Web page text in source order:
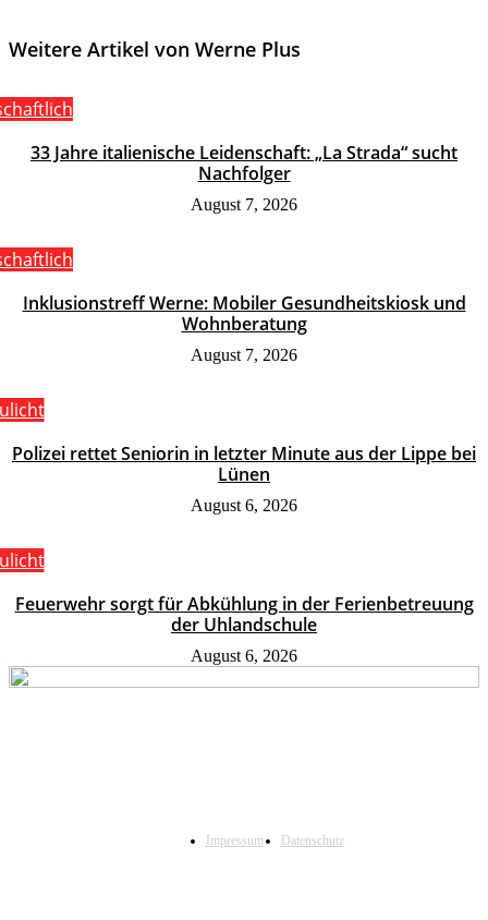
Weitere Artikel von Werne Plus
33 Jahre italienische Leidenschaft: „La Strada“ sucht
Nachfolger
August 7, 2026
Inklusionstreff Werne: Mobiler Gesundheitskiosk und
Wohnberatung
August 7, 2026
Polizei rettet Seniorin in letzter Minute aus der Lippe bei
Lünen
August 6, 2026
Feuerwehr sorgt für Abkühlung in der Ferienbetreuung
der Uhlandschule
August 6, 2026
Impressum Datenschutz